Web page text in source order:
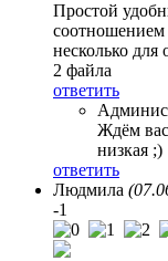
Простой
соотношением
несколько
2 файла
ответить
Ждём вас
низкая ;)
ответить
Людмила
-1